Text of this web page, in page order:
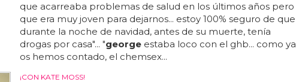
que acarreaba problemas de salud en los últimos años pero
que era muy joven para dejarnos... estoy 100% seguro de que
durante la noche de navidad, antes de su muerte, tenía
drogas por casa"... "georgeestaba loco con el ghb... como ya
os hemos contado, el chemsex...
¡CON KATE MOSS!